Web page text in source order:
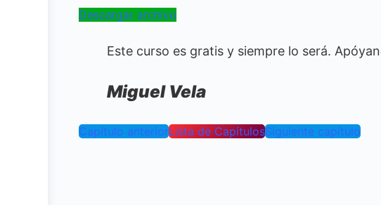
Descargar archivo
Este curso es gratis y siempre lo será.
Miguel Vela
Capítulo anteriorLista de CapítulosSiguiente capítulo